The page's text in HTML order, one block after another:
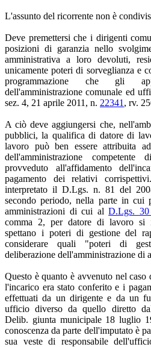
L'assunto del ricorrente non è
Deve premettersi che i dirigenti
posizioni di garanzia nello
amministrativa a loro devoluti,
unicamente poteri di sorveglianza e
programmazione che gli
dell'amministrazione comunale ed
sez. 4, 21 aprile 2011, n. 22341 , rv.
A ciò deve aggiungersi che,
pubblici, la qualifica di datore di
lavoro può ben essere attribuita
dell'amministrazione
provveduto all'affidamento
pagamento dei relativi
interpretato il D.Lgs. n. 81 del
secondo periodo, nella parte in cui
amministrazioni di cui alD.Lgs.
comma 2, per datore di lavoro si
spettano i poteri di gestione del
considerare quali "poteri di
deliberazione dell'amministrazione di
Questo è quanto è avvenuto nel
l'incarico era stato conferito e i
effettuati da un dirigente e da un
ufficio diverso da quello diretto
Delib. giunta municipale 18 luglio
conoscenza da parte dell'imputato è
sua veste di responsabile